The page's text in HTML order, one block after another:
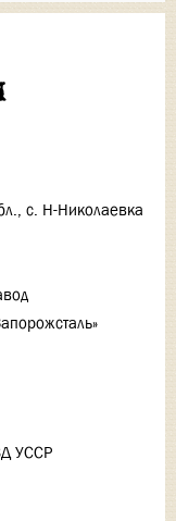
с. Н-Николаевка
УССР